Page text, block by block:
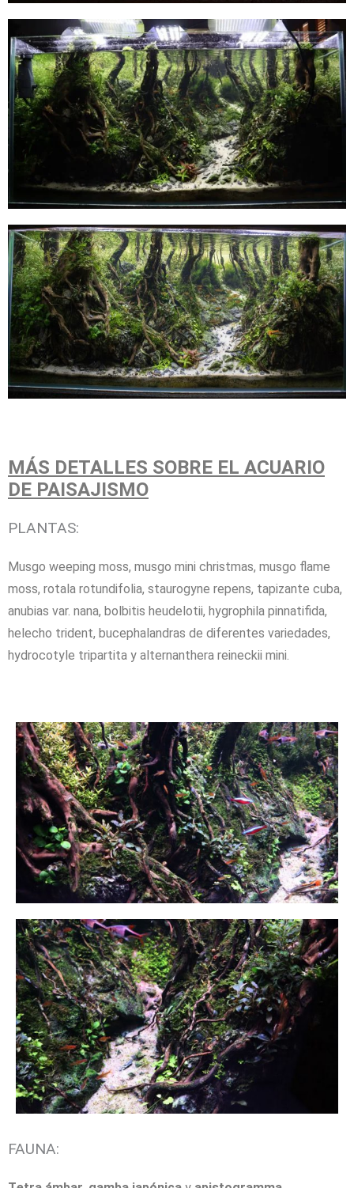
MÁS DETALLES SOBRE EL ACUARIO
DE PAISAJISMO
PLANTAS:
Musgo weeping moss, musgo mini christmas, musgo flame
moss, rotala rotundifolia, staurogyne repens, tapizante cuba,
anubias var. nana, bolbitis heudelotii, hygrophila pinnatifida,
helecho trident, bucephalandras de diferentes variedades,
hydrocotyle tripartita y alternanthera reineckii mini.
FAUNA: